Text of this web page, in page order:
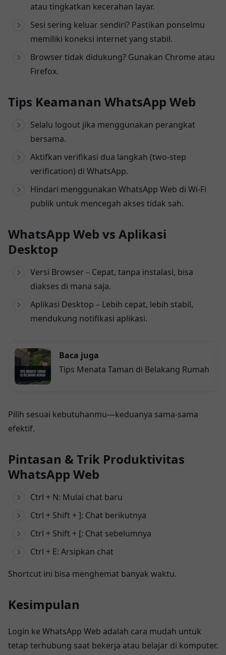
atau tingkatkan kecerahan layar.
Sesi sering keluar sendiri? Pastikan ponselmu
memiliki koneksi internet yang stabil.
Browser tidak didukung? Gunakan Chrome atau
Firefox.
Tips Keamanan WhatsApp Web
Selalu logout jika menggunakan perangkat
bersama.
Aktifkan verifikasi dua langkah (two-step
verification) di WhatsApp.
Hindari menggunakan WhatsApp Web di Wi-Fi
publik untuk mencegah akses tidak sah.
WhatsApp Web vs Aplikasi
Desktop
Versi Browser – Cepat, tanpa instalasi, bisa
diakses di mana saja.
Aplikasi Desktop – Lebih cepat, lebih stabil,
mendukung notifikasi aplikasi.
Baca juga
Tips Menata Taman di Belakang Rumah
Pilih sesuai kebutuhanmu—keduanya sama-sama
efektif.
Pintasan & Trik Produktivitas
WhatsApp Web
Ctrl + N: Mulai chat baru
Ctrl + Shift + ]: Chat berikutnya
Ctrl + Shift + [: Chat sebelumnya
Ctrl + E: Arsipkan chat
Shortcut ini bisa menghemat banyak waktu.
Kesimpulan
Login ke WhatsApp Web adalah cara mudah untuk
tetap terhubung saat bekerja atau belajar di komputer.